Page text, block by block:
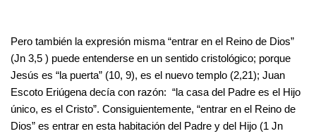
Pero también la expresión misma “entrar en el Reino de Dios”
(Jn 3,5 ) puede entenderse en un sentido cristológico; porque
Jesús es “la puerta” (10, 9), es el nuevo templo (2,21); Juan
Escoto Eriúgena decía con razón: “la casa del Padre es el Hijo
único, es el Cristo”. Consiguientemente, “entrar en el Reino de
Dios” es entrar en esta habitación del Padre y del Hijo (1 Jn